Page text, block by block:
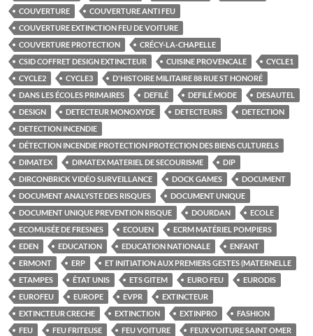
COUVERTURE
COUVERTURE ANTI FEU
COUVERTURE EXTINCTION FEU DE VOITURE
COUVERTURE PROTECTION
CRÉCY-LA-CHAPELLE
CSID COFFRET DESIGN EXTINCTEUR
CUISINE PROVENCALE
CYCLE1
CYCLE2
CYCLE3
D'HISTOIRE MILITAIRE 88 RUE ST HONORÉ
DANS LES ÉCOLES PRIMAIRES
DEFILÉ DEFILÉ MODE
DESAUTEL
DESIGN
DETECTEUR MONOXYDE DETECTEURS
DETECTION
DETECTION INCENDIE
DÉTECTION INCENDIE PROTECTION PROTECTION DES BIENS CULTURELS
DIMATEX
DIMATEX MATERIEL DE SECOURISME
DIP
DIRCONBRICK VIDÉO SURVEILLANCE
DOCK GAMES
DOCUMENT
DOCUMENT ANALYSTE DES RISQUES
DOCUMENT UNIQUE
DOCUMENT UNIQUE PREVENTION RISQUE
DOURDAN
ECOLE
ECOMUSÉE DE FRESNES
ECOUEN
ECRM MATÉRIEL POMPIERS
EDEN
EDUCATION EDUCATION NATIONALE
ENFANT
ERMONT
ERP
ET INITIATION AUX PREMIERS GESTES (MATERNELLE
ETAMPES
ÊTAT UNIS ETS GITEM EURO FEU
EURODIS
EUROFEU
EUROPE EVPR
EXTINCTEUR
EXTINCTEUR CRECHE
EXTINCTION EXTINPRO
FASHION
FEU
FEU FRITEUSE FEU VOITURE
FEUX VOITURE SAINT OMER